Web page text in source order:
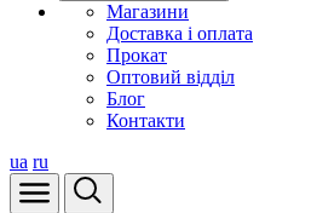
Магазини
Доставка і оплата
Прокат
Оптовий відділ
Блог
Контакти
ua ru